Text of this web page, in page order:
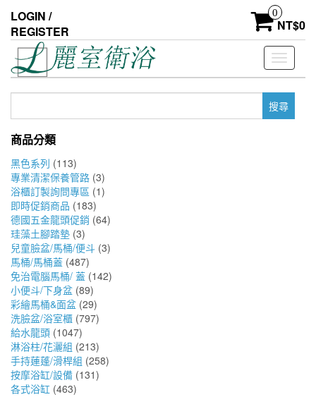
the
content
LOGIN /
REGISTER
0
NT$0
Toggle
鍵
商品分類
黑色系列 (113)
專業清潔保養管路 (3)
浴櫃訂製詢問專區 (1)
即時促銷商品 (183)
德國五金龍頭促銷 (64)
珪藻土腳踏墊 (3)
兒童臉盆/馬桶/便斗 (3)
馬桶/馬桶蓋 (487)
免治電腦馬桶/ 蓋 (142)
小便斗/下身盆 (89)
彩繪馬桶&面盆 (29)
洗臉盆/浴室櫃 (797)
給水龍頭 (1047)
淋浴柱/花灑組 (213)
手持蓮蓬/滑桿組 (258)
按摩浴缸/設備 (131)
各式浴缸 (463)